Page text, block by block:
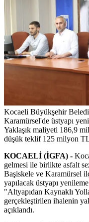
Kocaeli Büyükşehir
Karamürsel'de üstyapı
Yaklaşık maliyeti 186,9
düşük teklif 125 milyon
KOCAELİ (İGFA) -
gelmesi ile birlikte asfalt
Başiskele ve Karamürsel
yapılacak üstyapı
"Altyapıdan Kaynaklı
gerçekleştirilen ihalenin
açıklandı.